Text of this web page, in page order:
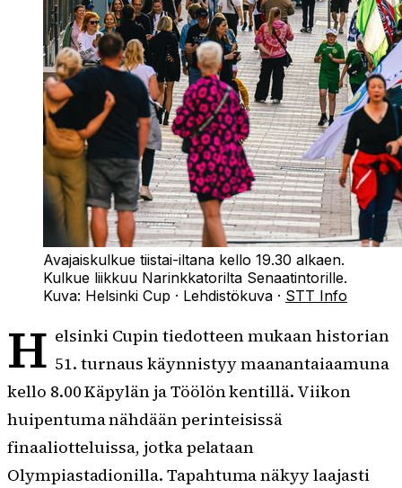
Avajaiskulkue tiistai-iltana kello 19.30 alkaen.
Kulkue liikkuu Narinkkatorilta Senaatintorille.
Kuva: Helsinki Cup · Lehdistökuva · STT Info
H elsinki Cupin tiedotteen mukaan historian
51. turnaus käynnistyy maanantaiaamuna
kello 8.00 Käpylän ja Töölön kentillä. Viikon
huipentuma nähdään perinteisissä
finaaliotteluissa, jotka pelataan
Olympiastadionilla. Tapahtuma näkyy laajasti